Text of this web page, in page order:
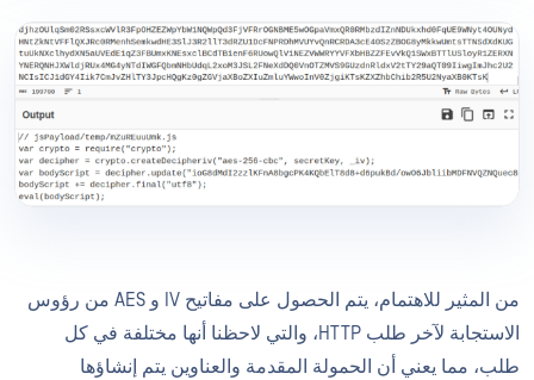
من المثير للاهتمام، يتم الحصول على مفاتيح IV و AES من رؤوس
الاستجابة لآخر طلب HTTP، والتي لاحظنا أنها مختلفة في كل
طلب، مما يعني أن الحمولة المقدمة والعناوين يتم إنشاؤها